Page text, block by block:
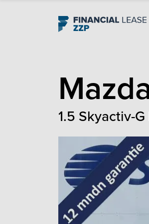
Navigation
1.5 Skyactiv-